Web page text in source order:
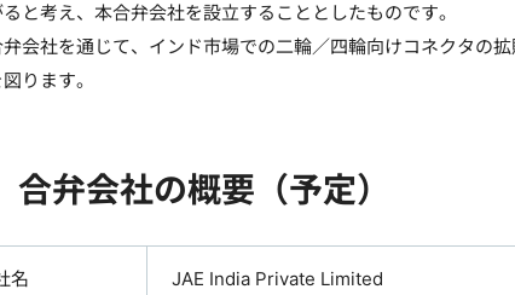
と考え、本合弁会社を設立することとしたものです。
会社を通じて、インド市場での二輪／四輪向けコネクタの
ります。
合弁会社の概要（予定）
名 JAE India Private Limited